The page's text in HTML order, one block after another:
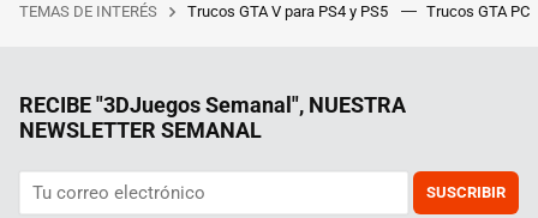
TEMAS DE INTERÉS Trucos GTA V para PS4 y PS5 Trucos GTA PC
RECIBE "3DJuegos Semanal", NUESTRA
NEWSLETTER SEMANAL
SUSCRIBIR